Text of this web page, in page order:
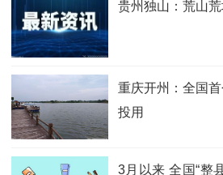
贵州独山：荒山
重庆开州：全国
投用
3月以来 全国“整